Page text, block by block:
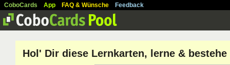
CoboCards App FAQ & Wünsche Feedback
Hol' Dir diese Lernkarten, lerne &